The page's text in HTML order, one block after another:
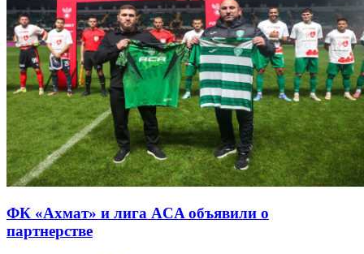
ФК «Ахмат» и лига ACA объявили о
партнерстве